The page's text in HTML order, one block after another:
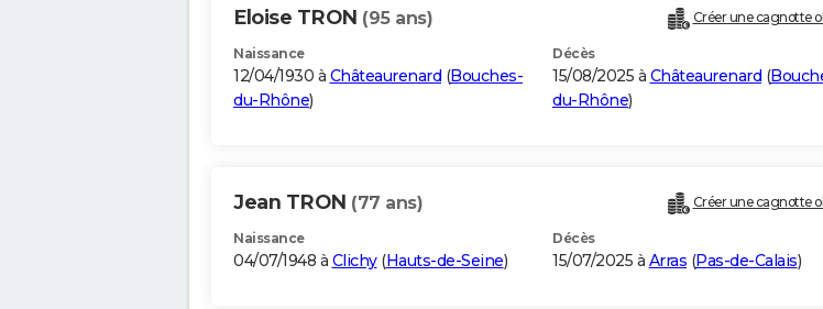
Eloise TRON (95 ans) Créer une cagnotte
Naissance
12/04/1930 à Châteaurenard (Bouches-
du-Rhône)
Décès
15/08/2025 à Châteaurenard (
du-Rhône)
Jean TRON (77 ans) Créer une cagnotte
Naissance
04/07/1948 à Clichy(Hauts-de-Seine)
Décès
15/07/2025 à Arras (Pas-de-Calais)